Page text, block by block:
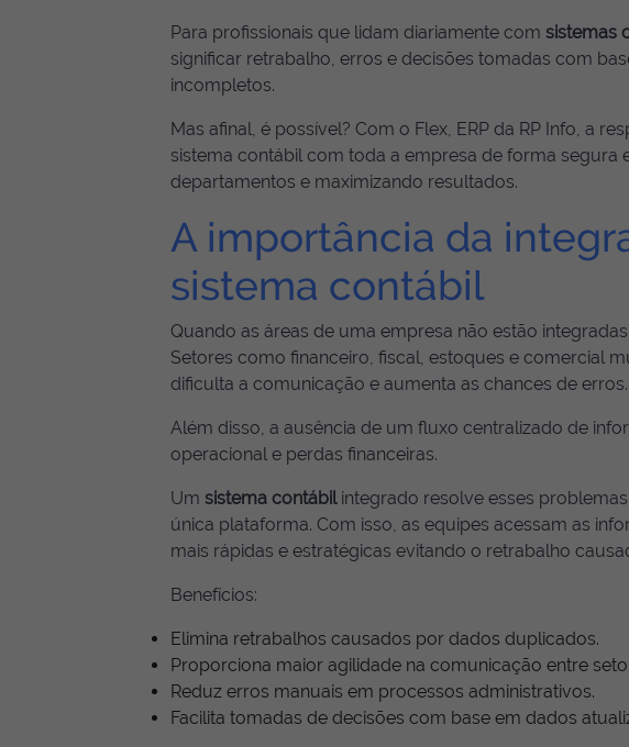
Para profissionais que lidam diariamente com sistemas
significar retrabalho, erros e decisões tomadas com
incompletos.
Mas afinal, é possível? Com o Flex, ERP da RP Info, a
sistema contábil com toda a empresa de forma segura
departamentos e maximizando resultados.
A importância da
sistema contábil
Quando as áreas de uma empresa não estão
Setores como financeiro, fiscal, estoques e comercial
dificulta a comunicação e aumenta as chances de erros.
Além disso, a ausência de um fluxo centralizado de
operacional e perdas financeiras.
Um sistema contábilintegrado resolve esses
única plataforma. Com isso, as equipes acessam as
mais rápidas e estratégicas evitando o retrabalho
Benefícios:
Elimina retrabalhos causados por dados duplicados.
Proporciona maior agilidade na comunicação entre
Reduz erros manuais em processos administrativos.
Facilita tomadas de decisões com base em dados